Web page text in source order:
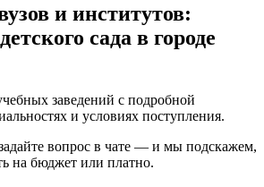
и институтов:
сада в городе
заведений с подробной
и условиях поступления.
вопрос в чате — и мы подскажем,
на бюджет или платно.